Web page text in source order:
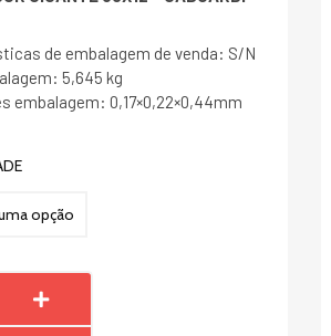
de embalagem de venda: S/N
5,645 kg
embalagem: 0,17×0,22×0,44mm